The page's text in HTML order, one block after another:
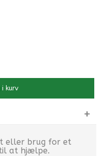
kurv
eller brug for et
at hjælpe.